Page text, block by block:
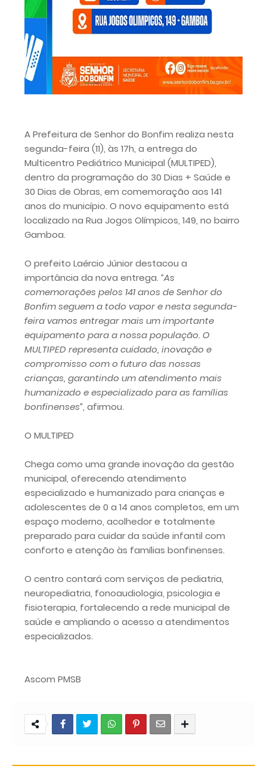
A Prefeitura de Senhor do Bonfim realiza nesta
segunda-feira (11), às 17h, a entrega do
Multicentro Pediátrico Municipal (MULTIPED),
dentro da programação do 30 Dias + Saúde e
30 Dias de Obras, em comemoração aos 141
anos do município. O novo equipamento está
localizado na Rua Jogos Olímpicos, 149, no bairro
Gamboa.
O prefeito Laércio Júnior destacou a
importância da nova entrega. “As
comemorações pelos 141 anos de Senhor do
Bonfim seguem a todo vapor e nesta segunda-
feira vamos entregar mais um importante
equipamento para a nossa população. O
MULTIPED representa cuidado, inovação e
compromisso com o futuro das nossas
crianças, garantindo um atendimento mais
humanizado e especializado para as famílias
bonfinenses”, afirmou.
O MULTIPED
Chega como uma grande inovação da gestão
municipal, oferecendo atendimento
especializado e humanizado para crianças e
adolescentes de 0 a 14 anos completos, em um
espaço moderno, acolhedor e totalmente
preparado para cuidar da saúde infantil com
conforto e atenção às famílias bonfinenses.
O centro contará com serviços de pediatria,
neuropediatria, fonoaudiologia, psicologia e
fisioterapia, fortalecendo a rede municipal de
saúde e ampliando o acesso a atendimentos
especializados.
Ascom PMSB